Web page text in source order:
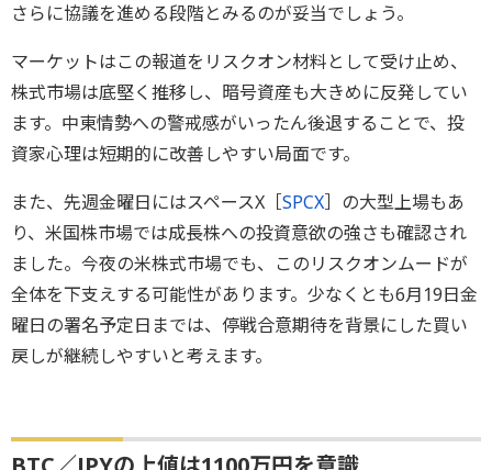
さらに協議を進める段階とみるのが妥当でしょう。
マーケットはこの報道をリスクオン材料として受け止め、
株式市場は底堅く推移し、暗号資産も大きめに反発してい
ます。中東情勢への警戒感がいったん後退することで、投
資家心理は短期的に改善しやすい局面です。
また、先週金曜日にはスペースX［SPCX］の大型上場もあ
り、米国株市場では成長株への投資意欲の強さも確認され
ました。今夜の米株式市場でも、このリスクオンムードが
全体を下支えする可能性があります。少なくとも6月19日金
曜日の署名予定日までは、停戦合意期待を背景にした買い
戻しが継続しやすいと考えます。